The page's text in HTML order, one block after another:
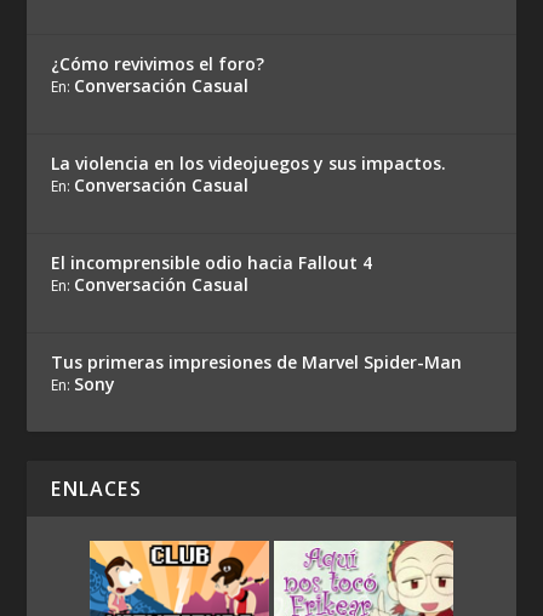
¿Cómo revivimos el foro?
En: Conversación Casual
La violencia en los videojuegos y sus impactos.
En: Conversación Casual
El incomprensible odio hacia Fallout 4
En: Conversación Casual
Tus primeras impresiones de Marvel Spider-Man
En: Sony
ENLACES